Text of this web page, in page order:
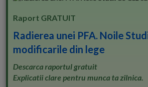
Raport GRATUIT
Radierea unei PFA. Noile
modificarile din lege
Descarca raportul gratuit
Explicatii clare pentru munca ta zilnica.